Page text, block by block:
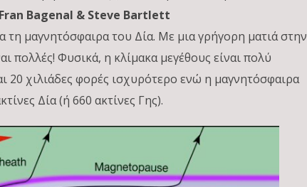
Bagenal & Steve Bartlett
τη μαγνητόσφαιρα του Δία. Με μια γρήγορη ματιά στην
πολλές! Φυσικά, η κλίμακα μεγέθους είναι πολύ
20 χιλιάδες φορές ισχυρότερο ενώ η μαγνητόσφαιρα
Δία (ή 660 ακτίνες Γης).